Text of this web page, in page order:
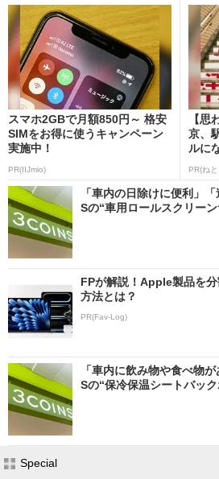
スマホ2GBで月額850円～ 格安
SIMをお得に使うキャンペーン
実施中！
PR(IIJmio)
【思
京、
ルに
PR(ね
「車内の日除けに便利」
Sの“車用ロールスクリー
FPが解説！Apple製品を
方法とは？
PR(Fav-Log)
「車内に飲み物や食べ物
Sの“保冷保温シートバッ
Special